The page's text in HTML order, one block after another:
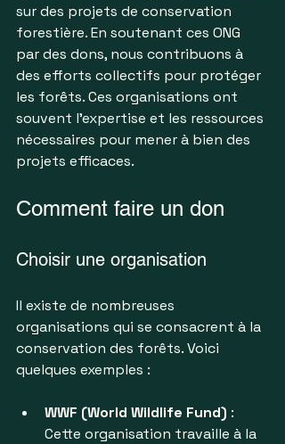
sur des projets de conservation
forestière. En soutenant ces ONG
par des dons, nous contribuons à
des efforts collectifs pour protéger
les forêts. Ces organisations ont
souvent l'expertise et les ressources
nécessaires pour mener à bien des
projets efficaces.
Comment faire un don
Choisir une organisation
Il existe de nombreuses
organisations qui se consacrent à la
conservation des forêts. Voici
quelques exemples :
WWF (World Wildlife Fund) :
Cette organisation travaille à la